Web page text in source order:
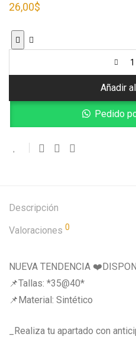
26,00$
Añadir
Pedido
Descripción
Valoraciones 0
NUEVA TENDENCIA
📌Tallas: *35@40*
📌Material: Sintético
_Realiza tu apartado con